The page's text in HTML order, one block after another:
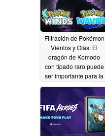
Filtración de Pokémon
Vientos y Olas: El
dragón de Komodo
con tipado raro puede
ser importante para la
historia04/27/2026